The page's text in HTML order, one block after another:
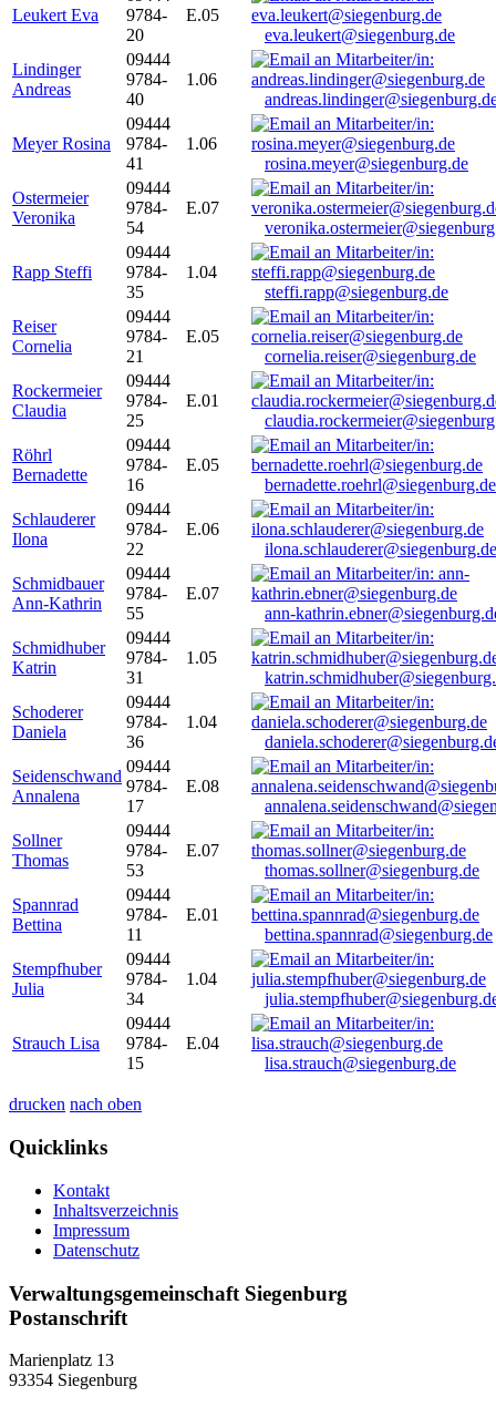
Leukert Eva
9784-
20
E.05
eva.leukert@siegenburg.de
Lindinger
Andreas
09444
9784-
40
1.06
Meyer Rosina
09444
9784-
41
1.06
rosina.meyer@siegenburg.de
Ostermeier
Veronika
09444
9784-
54
E.07
Rapp Steffi
09444
9784-
35
1.04
steffi.rapp@siegenburg.de
Reiser
Cornelia
09444
9784-
21
E.05
cornelia.reiser@siegenburg.de
Rockermeier
Claudia
09444
9784-
25
E.01
Röhrl
Bernadette
09444
9784-
16
E.05
bernadette.roehrl@siegenburg.de
Schlauderer
Ilona
09444
9784-
22
E.06
ilona.schlauderer@siegenburg.de
Schmidbauer
Ann-Kathrin
09444
9784-
55
E.07
ann-
Schmidhuber
Katrin
09444
9784-
31
1.05
Schoderer
Daniela
09444
9784-
36
1.04
Seidenschwand
Annalena
09444
9784-
17
E.08
Sollner
Thomas
09444
9784-
53
E.07
thomas.sollner@siegenburg.de
Spannrad
Bettina
09444
9784-
11
E.01
bettina.spannrad@siegenburg.de
Stempfhuber
Julia
09444
9784-
34
1.04
Strauch Lisa
09444
9784-
15
E.04
lisa.strauch@siegenburg.de
drucken nach oben
Quicklinks
Kontakt
Inhaltsverzeichnis
Impressum
Datenschutz
Verwaltungsgemeinschaft Siegenburg
Postanschrift
Marienplatz 13
93354 Siegenburg